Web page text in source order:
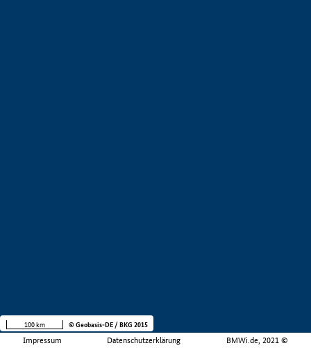
Impressum Datenschutzerklärung BMWi.de, 2021 ©
100 km © Geobasis-DE / BKG 2015